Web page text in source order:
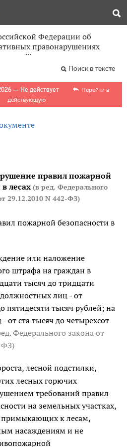
Федерации об
правонарушениях
Поиск в тексте
— Не действует
Перейти в
действующую
правил пожарной
лесах (в ред. Федерального
29.12.2010 N 442-ФЗ)
пожарной безопасности в
или наложение
штрафа на граждан в
тысяч до тридцати
лиц - от
пятидесяти тысяч рублей; на
от ста тысяч до четырехсот
Федерального закона от
ФЗ)
лесной подстилки,
лесных горючих
требований правил
на земельных участках,
примыкающих к лесам,
насаждениям и не